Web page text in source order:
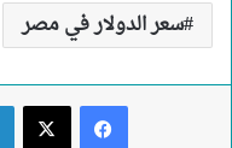
سعر الدولار في مصر